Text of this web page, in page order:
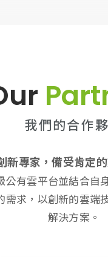
我們的合作
新專家，備受肯定
公有雲平台並結合自
需求，以創新的雲端
解決方案。